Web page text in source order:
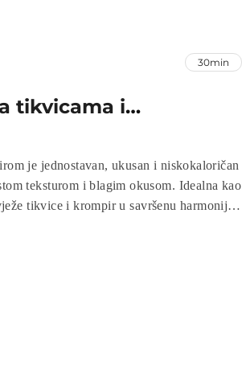
30min
tikvicama i
je jednostavan, ukusan i niskokaloričan
teksturom i blagim okusom. Idealna kao
tikvice i krompir u savršenu harmoniju